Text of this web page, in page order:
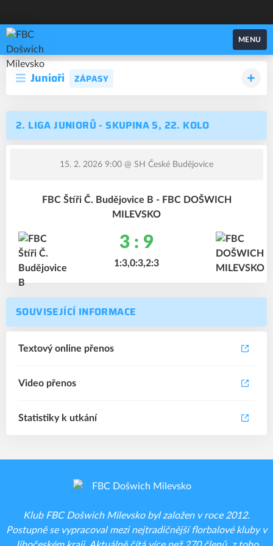
FBC Došwich Milevsko
MENU
Junioři ZÁPASY
2. LIGA JUNIORŮ - SKUPINA 5, 22. KOLO
15. 2. 2026 9:00 @ SH České Budějovice
FBC Štíři Č. Budějovice B - FBC DOŠWICH
MILEVSKO
3 : 9
1:3,0:3,2:3
SOUVISEJÍCÍ INFORMACE
Textový online přenos
Video přenos
Statistiky k utkání
Klub FBC Došwich Milevsko byl založen v roce 2012.
Postupně se vypracoval mezi nejtradičnější florbalové kluby v